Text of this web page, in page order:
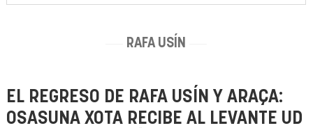
RAFA USÍN
EL REGRESO DE RAFA USÍN Y ARAÇA:
OSASUNA XOTA RECIBE AL LEVANTE UD